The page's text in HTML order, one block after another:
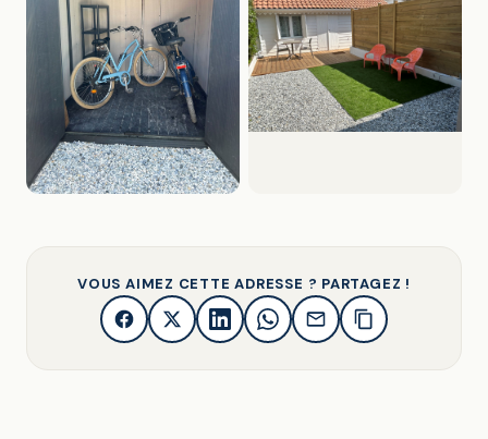
VOUS AIMEZ CETTE ADRESSE ? PARTAGEZ !